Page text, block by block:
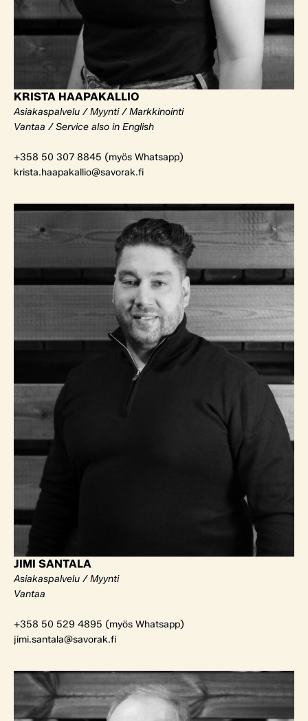
KRISTA HAAPAKALLIO
Asiakaspalvelu / Myynti / Markkinointi
Vantaa / Service also in English
+358 50 307 8845 (myös Whatsapp)
krista.haapakallio@savorak.fi
JIMI SANTALA
Asiakaspalvelu / Myynti
Vantaa
+358 50 529 4895 (myös Whatsapp)
jimi.santala@savorak.fi